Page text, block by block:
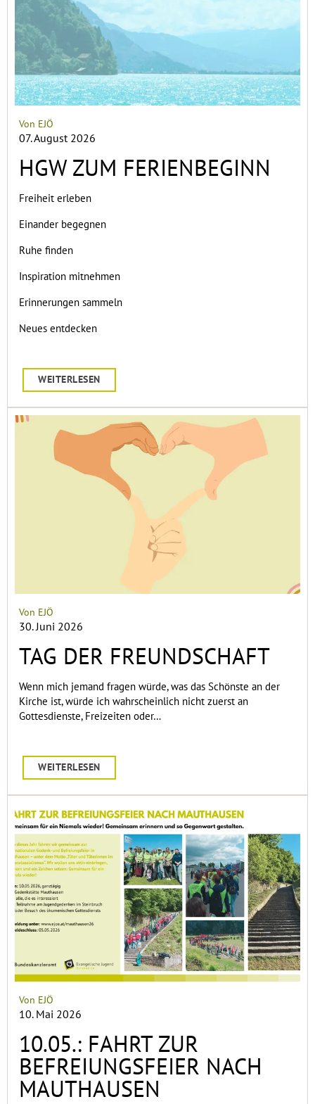
Von EJÖ
07. August 2026
HGW ZUM FERIENBEGINN
Freiheit erleben
Einander begegnen
Ruhe finden
Inspiration mitnehmen
Erinnerungen sammeln
Neues entdecken
WEITERLESEN
Von EJÖ
30. Juni 2026
TAG DER FREUNDSCHAFT
Wenn mich jemand fragen würde, was das Schönste an der
Kirche ist, würde ich wahrscheinlich nicht zuerst an
Gottesdienste, Freizeiten oder…
WEITERLESEN
Von EJÖ
10. Mai 2026
10.05.: FAHRT ZUR
BEFREIUNGSFEIER NACH
MAUTHAUSEN